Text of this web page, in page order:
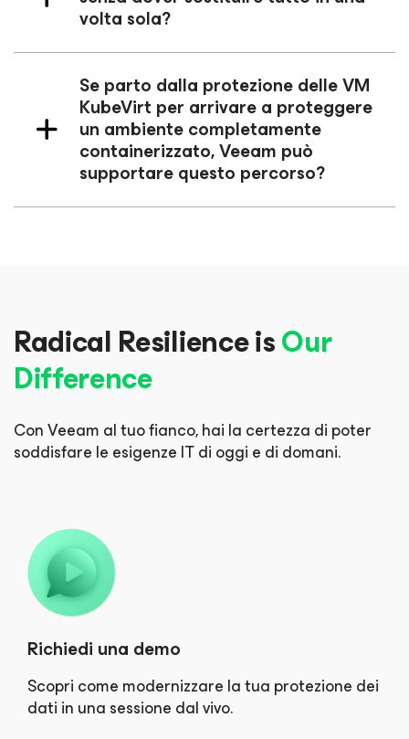
volta sola?
Se parto dalla protezione delle VM
KubeVirt per arrivare a proteggere
un ambiente completamente
containerizzato, Veeam può
supportare questo percorso?
Radical Resilience isOur
Difference
Con Veeam al tuo fianco, hai la certezza di poter
soddisfare le esigenze IT di oggi e di domani.
Richiedi una demo
Scopri come modernizzare la tua protezione dei
dati in una sessione dal vivo.